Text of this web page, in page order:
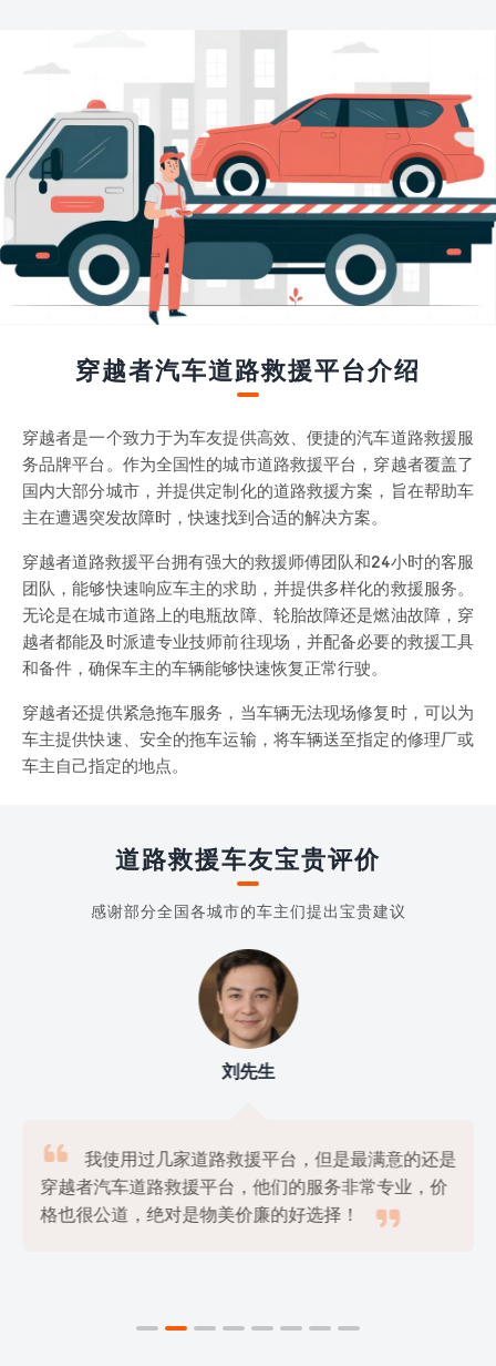
穿越者汽车道路救援平台介绍
穿越者是一个致力于为车友提供高效、便捷的汽车道路救援服
务品牌平台。作为全国性的城市道路救援平台，穿越者覆盖了
国内大部分城市，并提供定制化的道路救援方案，旨在帮助车
主在遭遇突发故障时，快速找到合适的解决方案。
穿越者道路救援平台拥有强大的救援师傅团队和24小时的客服
团队，能够快速响应车主的求助，并提供多样化的救援服务。
无论是在城市道路上的电瓶故障、轮胎故障还是燃油故障，穿
越者都能及时派遣专业技师前往现场，并配备必要的救援工具
和备件，确保车主的车辆能够快速恢复正常行驶。
穿越者还提供紧急拖车服务，当车辆无法现场修复时，可以为
车主提供快速、安全的拖车运输，将车辆送至指定的修理厂或
车主自己指定的地点。
道路救援车友宝贵评价
感谢部分全国各城市的车主们提出宝贵建议
刘先生

我使用过几家道路救援平台，但是最满意的还是
穿越者汽车道路救援平台，他们的服务非常专业，价
格也很公道，绝对是物美价廉的好选择！
